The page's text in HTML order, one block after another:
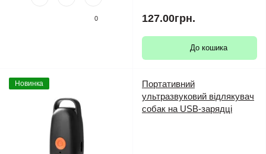
0 127.00грн.
До кошика
Новинка
Портативний
ультразвуковий відлякувач
собак на USB-зарядці